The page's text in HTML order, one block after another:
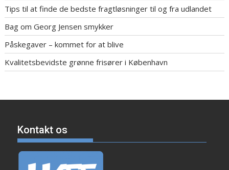
Tips til at finde de bedste fragtløsninger til og fra udlandet
Bag om Georg Jensen smykker
Påskegaver – kommet for at blive
Kvalitetsbevidste grønne frisører i København
Kontakt os